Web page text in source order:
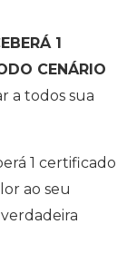
1
CENÁRIO
a todos sua
1 certificado
ao seu